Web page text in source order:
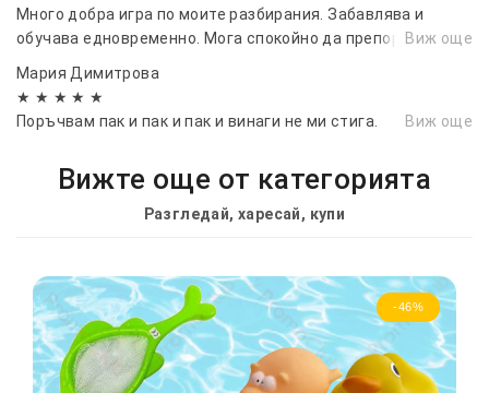
Много добра игра по моите разбирания. Забавлява и
обучава едновременно. Мога спокойно да препоръчамВиж още
Мария Димитрова
★ ★ ★ ★ ★
Поръчвам пак и пак и пак и винаги не ми стига.
Виж още
Вижте още от категорията
Разгледай, харесай, купи
-46%